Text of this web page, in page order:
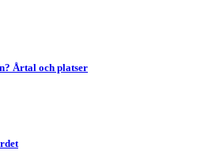
Årtal och platser